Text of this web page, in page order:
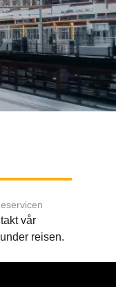
vår
reisen.